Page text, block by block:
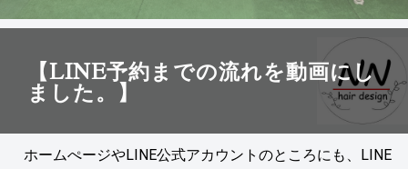
【LINE予約までの流れを動画にし
ました。】
ホームぺージやLINE公式アカウントのところにも、LINE